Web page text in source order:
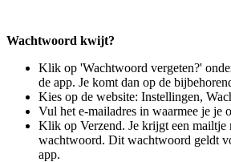
Wachtwoord kwijt?
Klik op 'Wachtwoord vergeten?'
de app. Je komt dan op de
Kies op de website: Instellingen,
Vul het e-mailadres in waarmee je je
Klik op Verzend. Je krijgt een mailtje
wachtwoord. Dit wachtwoord geldt
app.